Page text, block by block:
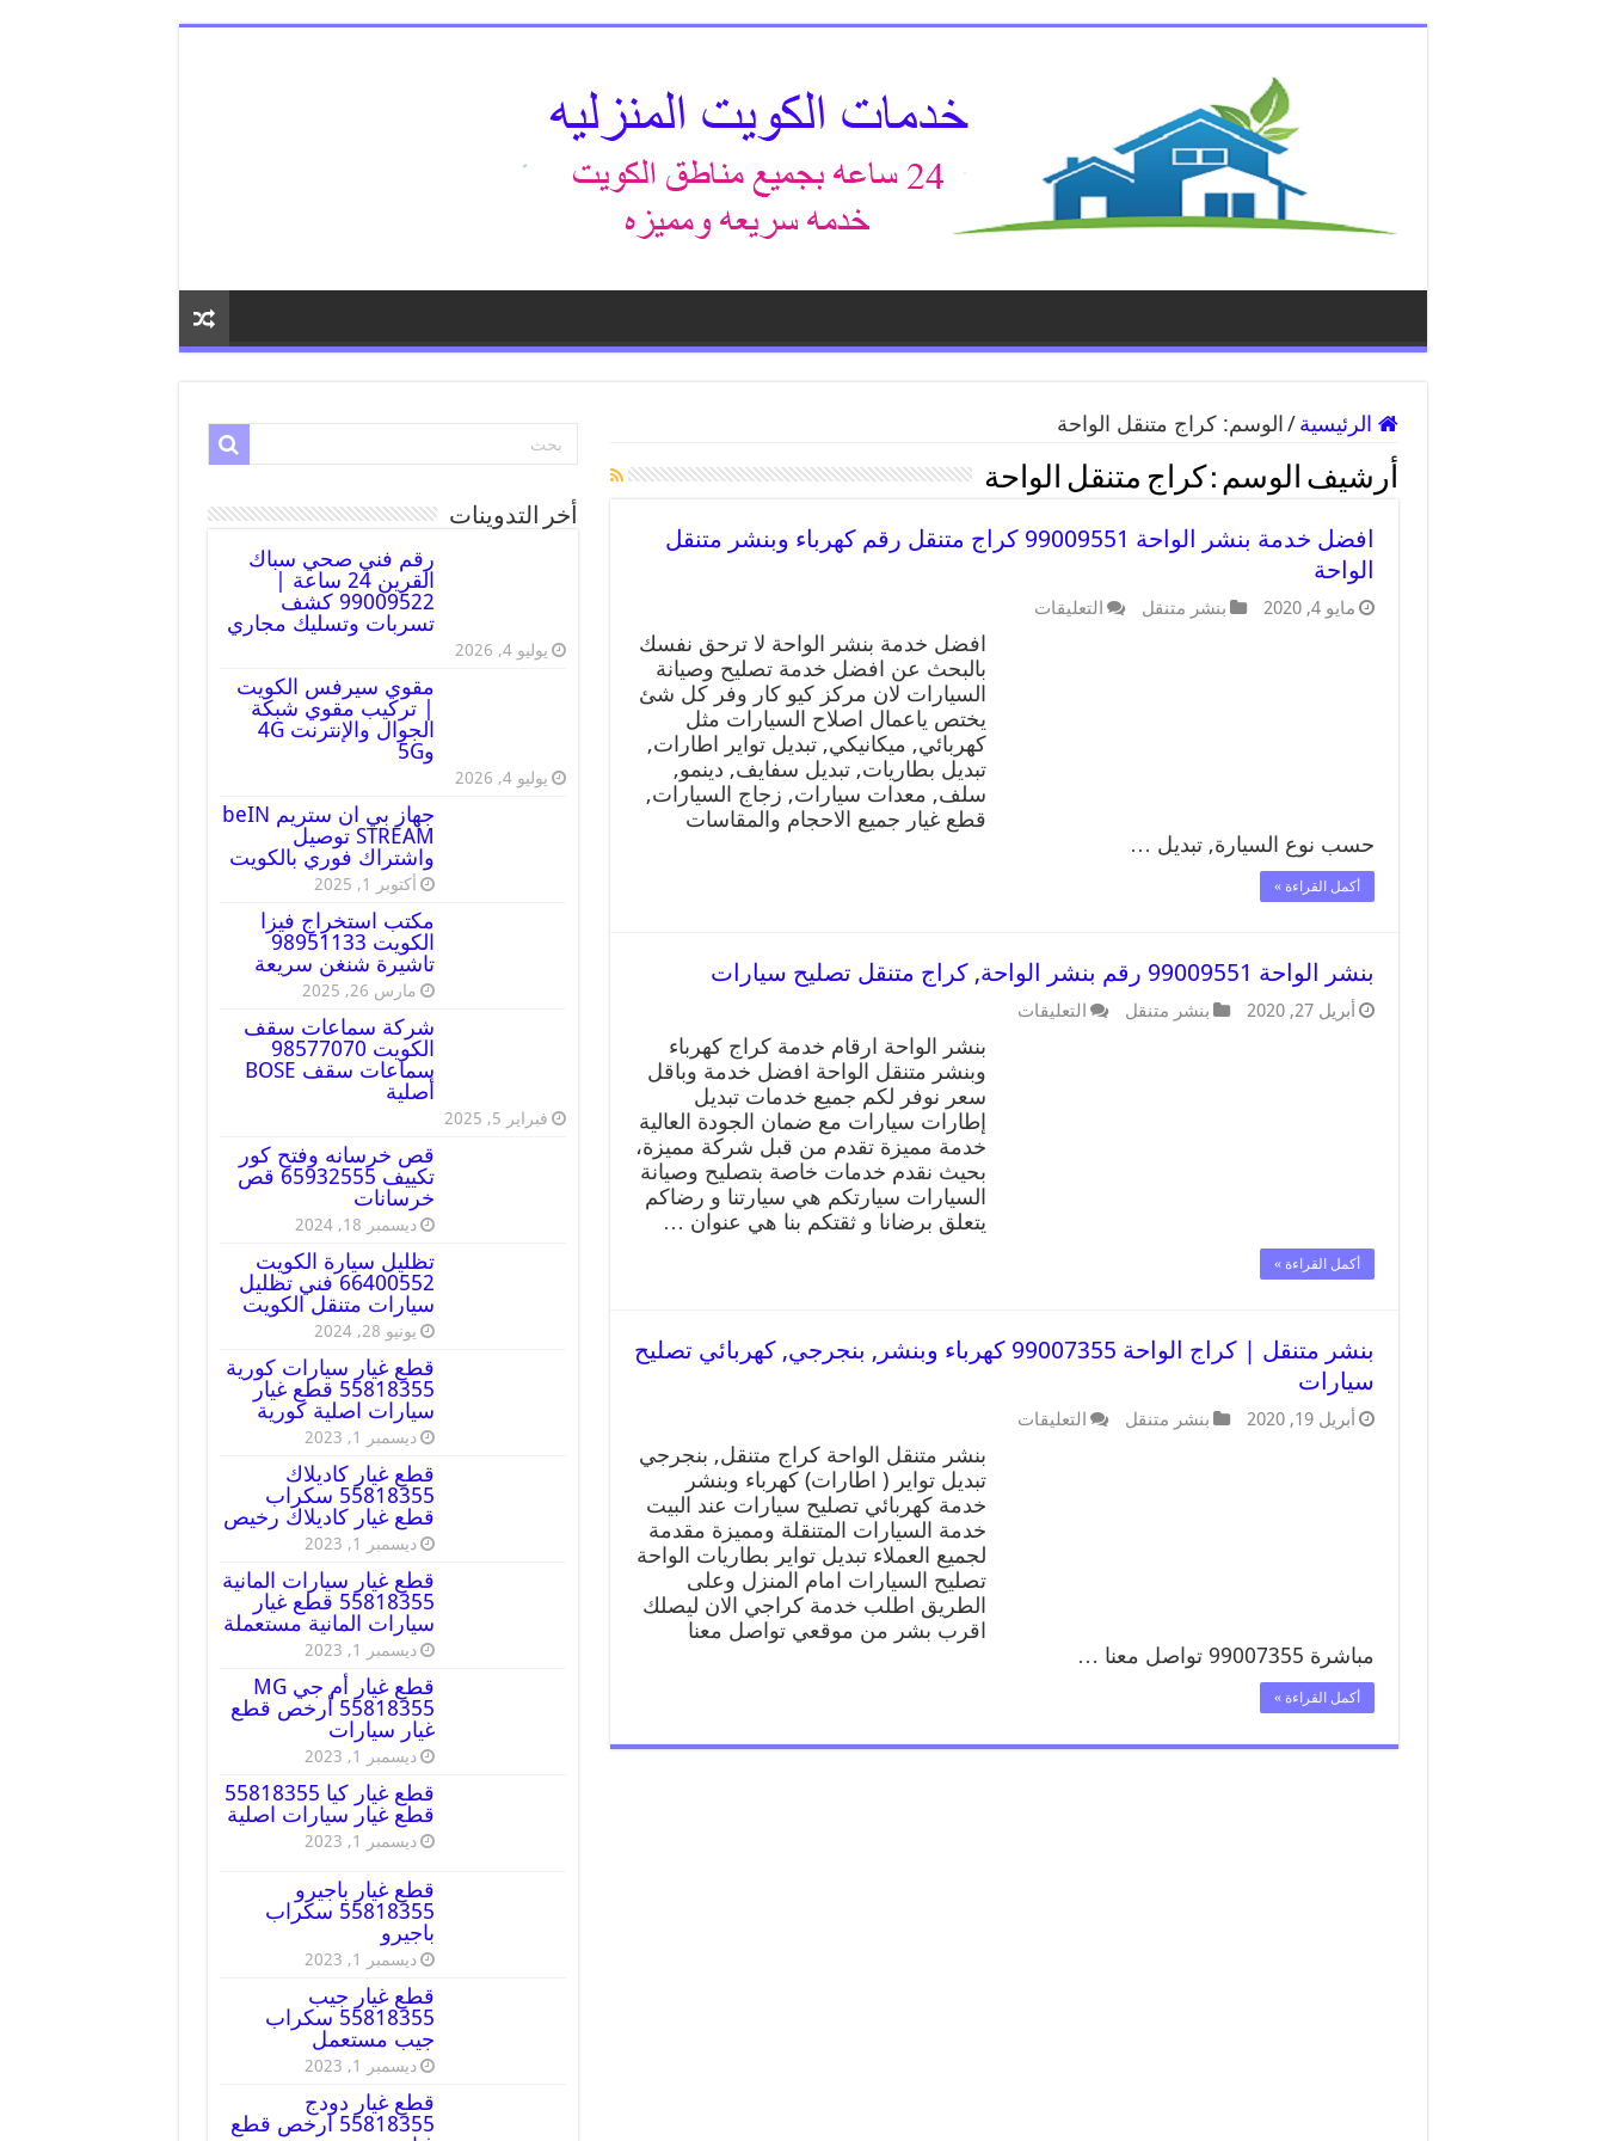
الرئيسية / الوسم:كراج متنقل الواحة
أرشيف الوسم : كراج متنقل الواحة
افضل خدمة بنشر الواحة 99009551 كراج متنقل رقم كهرباء وبنشر متنقل
الواحة
مايو 4, 2020 بنشر متنقل التعليقات
افضل خدمة بنشر الواحة لا ترحق نفسك
بالبحث عن افضل خدمة تصليح وصيانة
السيارات لان مركز كيو كار وفر كل شئ
يختص ياعمال اصلاح السيارات مثل
كهربائي, ميكانيكي, تبديل تواير اطارات,
تبديل بطاريات, تبديل سفايف, دينمو,
سلف, معدات سيارات, زجاج السيارات,
قطع غيار جميع الاحجام والمقاسات
حسب نوع السيارة, تبديل …
أكمل القراءة »
بنشر الواحة 99009551 رقم بنشر الواحة, كراج متنقل تصليح سيارات
أبريل 27, 2020 بنشر متنقل التعليقات
بنشر الواحة ارقام خدمة كراج كهرباء
وبنشر متنقل الواحة افضل خدمة وباقل
سعر نوفر لكم جميع خدمات تبديل
إطارات سيارات مع ضمان الجودة العالية
خدمة مميزة تقدم من قبل شركة مميزة،
بحيث نقدم خدمات خاصة بتصليح وصيانة
السيارات سيارتكم هي سيارتنا و رضاكم
يتعلق برضانا و ثقتكم بنا هي عنوان …
أكمل القراءة »
بنشر متنقل | كراج الواحة 99007355 كهرباء وبنشر, بنجرجي, كهربائي تصليح
سيارات
أبريل 19, 2020 بنشر متنقل التعليقات
بنشر متنقل الواحة كراج متنقل, بنجرجي
تبديل تواير ( اطارات) كهرباء وبنشر
خدمة كهربائي تصليح سيارات عند البيت
خدمة السيارات المتنقلة ومميزة مقدمة
لجميع العملاء تبديل تواير بطاريات الواحة
تصليح السيارات امام المنزل وعلى
الطريق اطلب خدمة كراجي الان ليصلك
اقرب بشر من موقعي تواصل معنا
مباشرة 99007355 تواصل معنا …
أكمل القراءة »
أخر التدوينات
رقم فني صحي سباك
القرين 24 ساعة |
99009522 كشف
تسربات وتسليك مجاري
يوليو 4, 2026
مقوي سيرفس الكويت
| تركيب مقوي شبكة
الجوال والإنترنت 4G
و5G
يوليو 4, 2026
جهاز بي ان ستريم beIN
STREAM توصيل
واشتراك فوري بالكويت
أكتوبر 1, 2025
مكتب استخراج فيزا
الكويت 98951133
تاشيرة شنغن سريعة
مارس 26, 2025
شركة سماعات سقف
الكويت 98577070
سماعات سقف BOSE
أصلية
فبراير 5, 2025
قص خرسانه وفتح كور
تكييف 65932555 قص
خرسانات
ديسمبر 18, 2024
تظليل سيارة الكويت
66400552 فني تظليل
سيارات متنقل الكويت
يونيو 28, 2024
قطع غيار سيارات كورية
55818355 قطع غيار
سيارات اصلية كورية
ديسمبر 1, 2023
قطع غيار كاديلاك
55818355 سكراب
قطع غيار كاديلاك رخيص
ديسمبر 1, 2023
قطع غيار سيارات المانية
55818355 قطع غيار
سيارات المانية مستعملة
ديسمبر 1, 2023
قطع غيار أم جي MG
55818355 أرخص قطع
غيار سيارات
ديسمبر 1, 2023
قطع غيار كيا 55818355
قطع غيار سيارات اصلية
ديسمبر 1, 2023
قطع غيار باجيرو
55818355 سكراب
باجيرو
ديسمبر 1, 2023
قطع غيار جيب
55818355 سكراب
جيب مستعمل
ديسمبر 1, 2023
قطع غيار دودج
55818355 ارخص قطع